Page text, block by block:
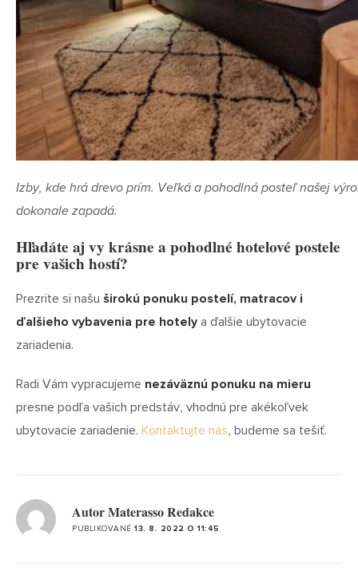
MATRACÍ
Izby, kde hrá drevo prím. Veľká a pohodlná posteľ našej
dokonale zapadá.
Hľadáte aj vy krásne a pohodlné hotelové postele
pre vašich hostí?
Prezrite si našu širokú ponuku postelí, matracov i
ďalšieho vybavenia pre hotely a ďalšie ubytovacie
zariadenia.
Radi Vám vypracujeme nezáväznú ponuku na mieru
presne podľa vašich predstáv, vhodnú pre akékoľvek
ubytovacie zariadenie. Kontaktujte nás, budeme sa tešiť.
Autor Materasso Redakce
PUBLIKOVANÉ 13. 8. 2022 O 11:45